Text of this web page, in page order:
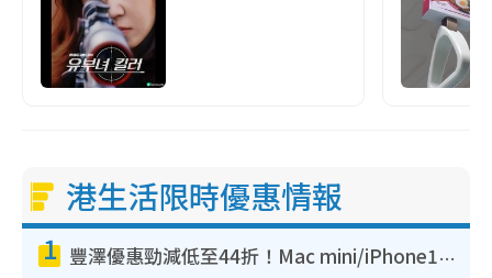
港生活限時優惠情報
1 豐澤優惠勁減低至44折！Mac mini/iPhone17Pro大減價！廚房家電$220起